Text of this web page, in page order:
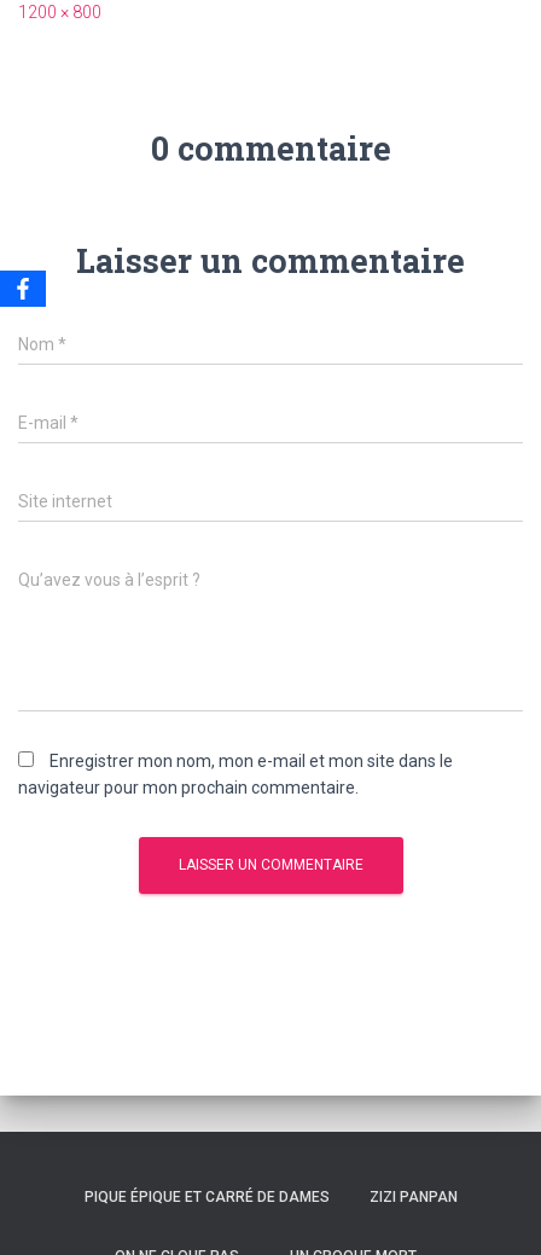
1200 × 800
0 commentaire
Laisser un commentaire
Nom *
E-mail *
Site internet
Qu’avez vous à l’esprit ?
Enregistrer mon nom, mon e-mail et mon site dans le
navigateur pour mon prochain commentaire.
PIQUE ÉPIQUE ET CARRÉ DE DAMES ZIZI PANPAN